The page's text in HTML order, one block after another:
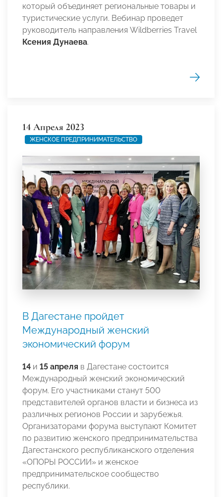
который объединяет региональные товары и
туристические услуги. Вебинар проведет
руководитель направления Wildberries Travel
Ксения Дунаева.
14 Апреля 2023
ЖЕНСКОЕ ПРЕДПРИНИМАТЕЛЬСТВО
В Дагестане пройдет
Международный женский
экономический форум
14 и 15 апреля в Дагестане состоится
Международный женский экономический
форум. Его участниками станут 500
представителей органов власти и бизнеса из
различных регионов России и зарубежья.
Организаторами форума выступают Комитет
по развитию женского предпринимательства
Дагестанского республиканского отделения
«ОПОРЫ РОССИИ» и женское
предпринимательское сообщество
республики.